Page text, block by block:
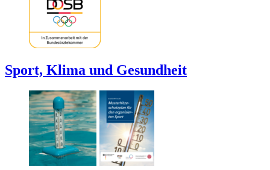
Sport, Klima und Gesundheit